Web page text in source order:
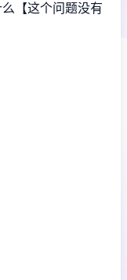
【这个问题没有